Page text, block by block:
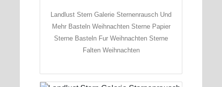
Landlust Stern Galerie Sternenrausch Und
Mehr Basteln Weihnachten Sterne Papier
Sterne Basteln Fur Weihnachten Sterne
Falten Weihnachten